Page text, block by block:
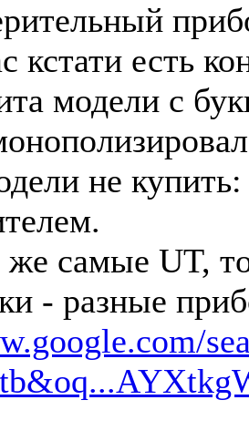
кстати есть
модели с
не
же самые UT,
- разные